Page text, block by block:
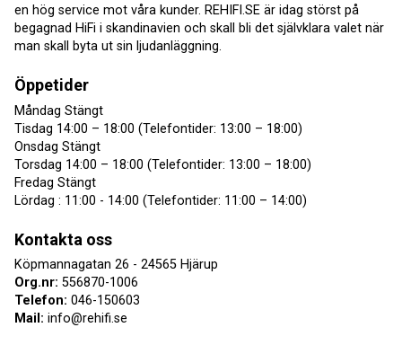
en hög service mot våra kunder. REHIFI.SE är idag störst på
begagnad HiFi i skandinavien och skall bli det självklara valet när
man skall byta ut sin ljudanläggning.
Öppetider
Måndag Stängt
Tisdag 14:00 – 18:00 (Telefontider: 13:00 – 18:00)
Onsdag Stängt
Torsdag 14:00 – 18:00 (Telefontider: 13:00 – 18:00)
Fredag Stängt
Lördag : 11:00 - 14:00 (Telefontider: 11:00 – 14:00)
Kontakta oss
Köpmannagatan 26 - 24565 Hjärup
Org.nr: 556870-1006
Telefon: 046-150603
Mail: info@rehifi.se